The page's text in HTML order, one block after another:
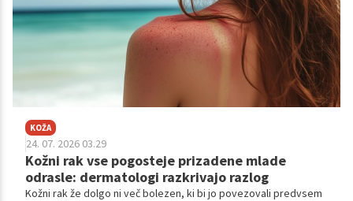
KOŽA
24. 07. 2026 03.29
Kožni rak vse pogosteje prizadene mlade
odrasle: dermatologi razkrivajo razlog
Kožni rak že dolgo ni več bolezen, ki bi jo povezovali predvsem